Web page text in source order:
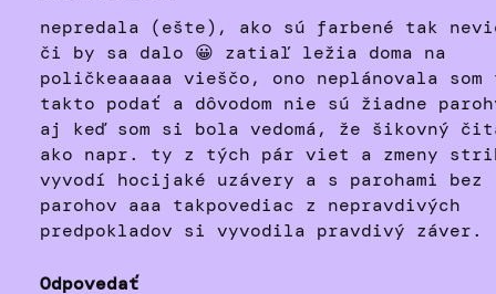
nepredala (ešte), ako sú farbené tak
či by sa dalo 😀 zatiaľ ležia doma na
poličkeaaaaa vieščo, ono neplánovala som
takto podať a dôvodom nie sú žiadne
aj keď som si bola vedomá, že šikovný
ako napr. ty z tých pár viet a zmeny
vyvodí hocijaké uzávery a s parohami bez
parohov aaa takpovediac z nepravdivých
predpokladov si vyvodila pravdivý záver.
Odpovedať